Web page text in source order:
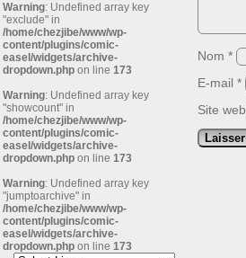
Warning: Undefined array key
"exclude" in
/home/chezjibe/www/wp-
content/plugins/comic-
easel/widgets/archive-
dropdown.php on line 173
Warning: Undefined array key
"showcount" in
/home/chezjibe/www/wp-
content/plugins/comic-
easel/widgets/archive-
dropdown.php on line 173
Warning: Undefined array key
"jumptoarchive" in
/home/chezjibe/www/wp-
content/plugins/comic-
easel/widgets/archive-
dropdown.php on line 173
Nom *
E-mail *
Site web